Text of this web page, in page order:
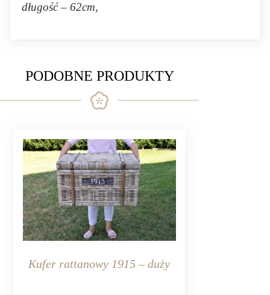
długość – 62cm,
PODOBNE PRODUKTY
Kufer rattanowy 1915 – duży